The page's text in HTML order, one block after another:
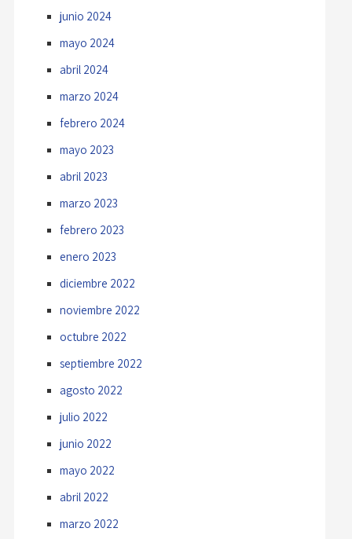
junio 2024
mayo 2024
abril 2024
marzo 2024
febrero 2024
mayo 2023
abril 2023
marzo 2023
febrero 2023
enero 2023
diciembre 2022
noviembre 2022
octubre 2022
septiembre 2022
agosto 2022
julio 2022
junio 2022
mayo 2022
abril 2022
marzo 2022